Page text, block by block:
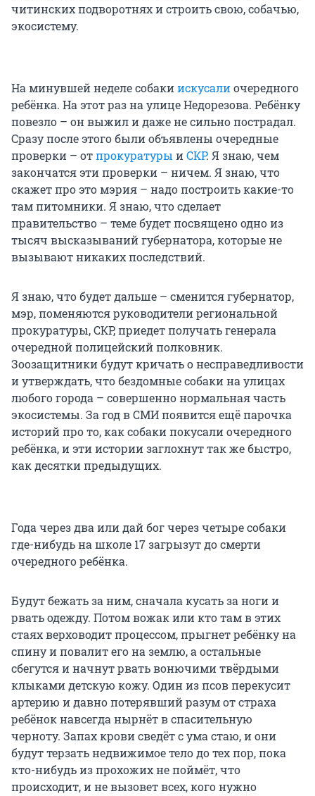
читинских подворотнях и строить свою, собачью,
экосистему.
На минувшей неделе собакиискусалиочередного
ребёнка. На этот раз на улице Недорезова. Ребёнку
повезло – он выжил и даже не сильно пострадал.
Сразу после этого были объявлены очередные
проверки – отпрокуратуры иСКР. Я знаю, чем
закончатся эти проверки – ничем. Я знаю, что
скажет про это мэрия – надо построить какие-то
там питомники. Я знаю, что сделает
правительство – теме будет посвящено одно из
тысяч высказываний губернатора, которые не
вызывают никаких последствий.
Я знаю, что будет дальше – сменится губернатор,
мэр, поменяются руководители региональной
прокуратуры, СКР, приедет получать генерала
очередной полицейский полковник.
Зоозащитники будут кричать о несправедливости
и утверждать, что бездомные собаки на улицах
любого города – совершенно нормальная часть
экосистемы. За год в СМИ появится ещё парочка
историй про то, как собаки покусали очередного
ребёнка, и эти истории заглохнут так же быстро,
как десятки предыдущих.
Года через два или дай бог через четыре собаки
где-нибудь на школе 17 загрызут до смерти
очередного ребёнка.
Будут бежать за ним, сначала кусать за ноги и
рвать одежду. Потом вожак или кто там в этих
стаях верховодит процессом, прыгнет ребёнку на
спину и повалит его на землю, а остальные
сбегутся и начнут рвать вонючими твёрдыми
клыками детскую кожу. Один из псов перекусит
артерию и давно потерявший разум от страха
ребёнок навсегда нырнёт в спасительную
черноту. Запах крови сведёт с ума стаю, и они
будут терзать недвижимое тело до тех пор, пока
кто-нибудь из прохожих не поймёт, что
происходит, и не вызовет всех, кого нужно